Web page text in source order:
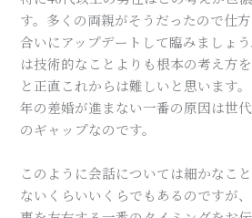
す。多くの両親がそうだったので仕
合いにアップデートして臨みましょ
は技術的なことよりも根本の考え方
と正直これからは難しいと思います。
年の差婚が進まない一番の原因は世
のギャップなのです。
このように会話については細かなこ
ないくらいいくらでもあるのですが